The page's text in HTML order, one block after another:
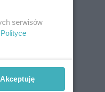
serwisów
Polityce
Akceptuję